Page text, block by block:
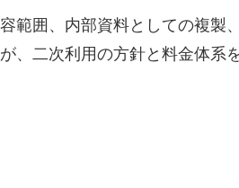
範囲、内部資料としての複製
、二次利用の方針と料金体系